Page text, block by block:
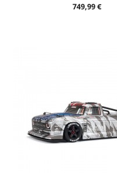
Prix
749,99 €